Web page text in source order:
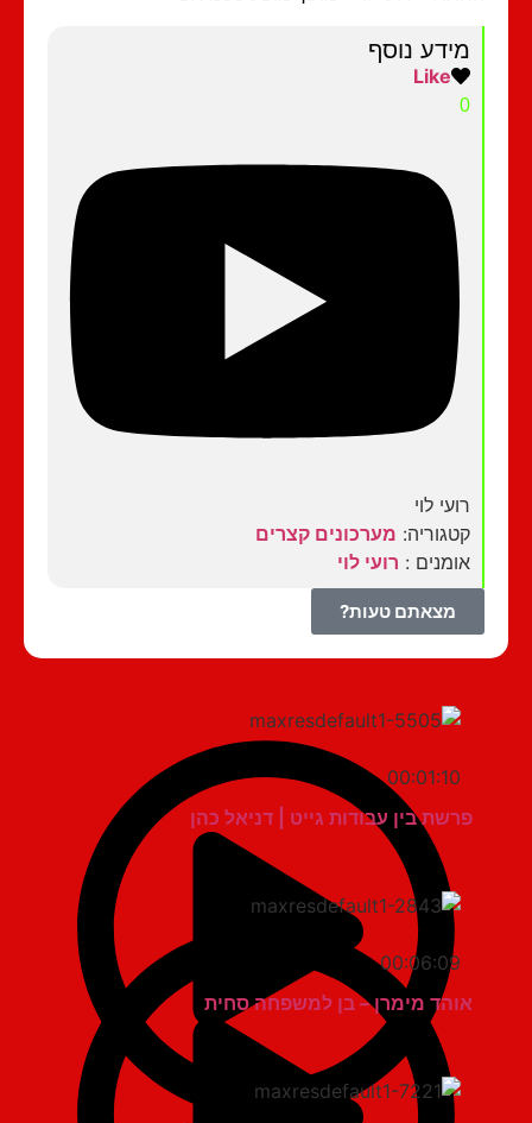
מידע נוסף
קטגוריה:מערכונים קצרים
אומנים :רועי לוי
מצאתם טעות?
00:01:10
פרשת בין עבודות גייט | דניאל כהן
00:06:09
אוהד מימרן – בן למשפחה סחית